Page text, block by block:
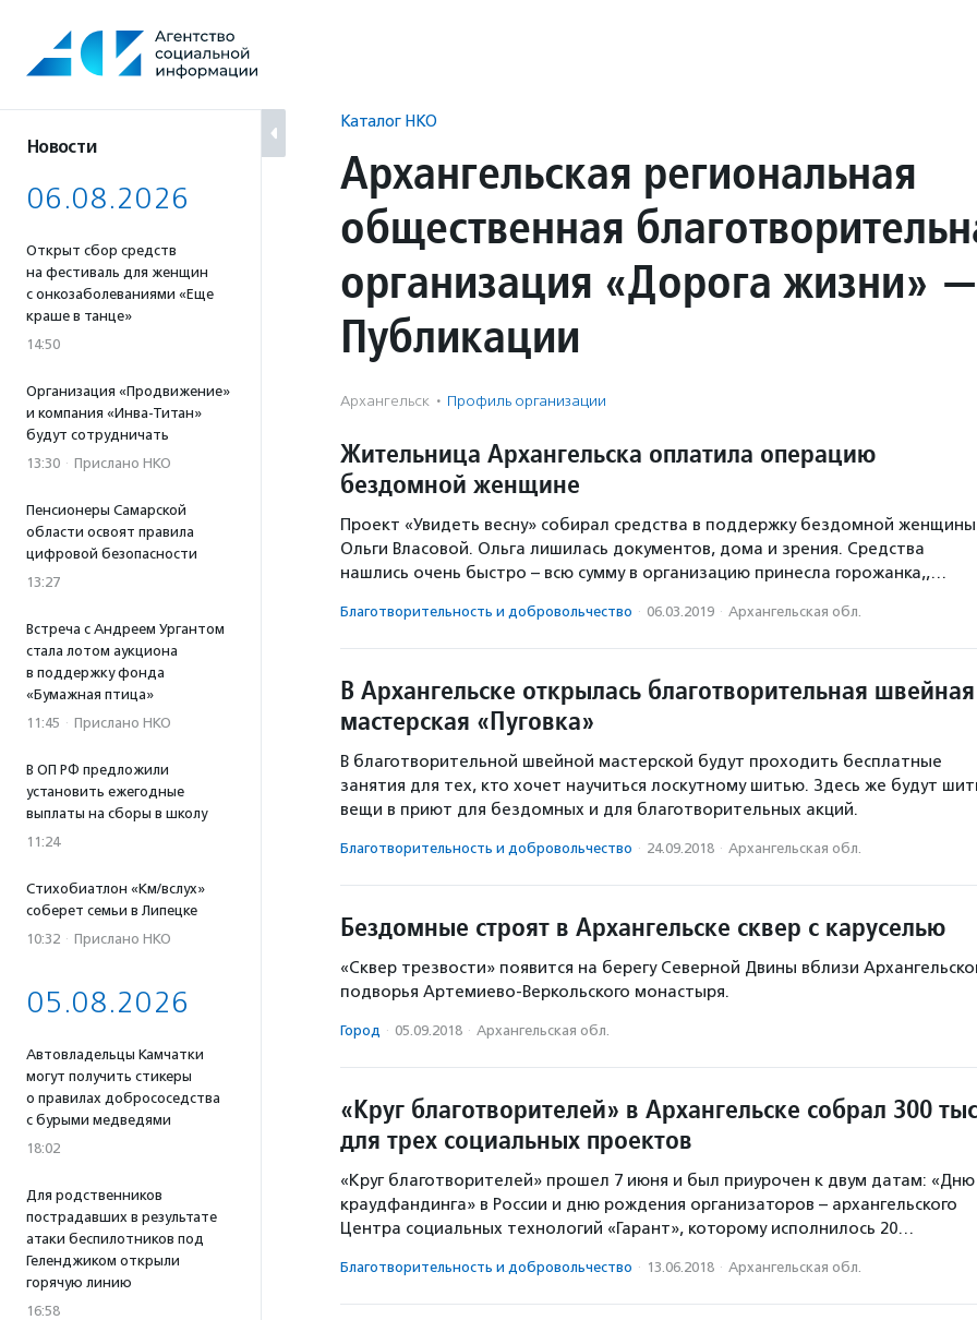
содержанию
Новости
06.08.2026
Открыт сбор средств
на фестиваль для женщин
с онкозаболеваниями «Еще
краше в танце»
14:50
Организация «Продвижение»
и компания «Инва-Титан»
будут сотрудничать
13:30 · Прислано НКО
Пенсионеры Самарской
области освоят правила
цифровой безопасности
13:27
Встреча с Андреем Ургантом
стала лотом аукциона
в поддержку фонда
«Бумажная птица»
11:45 · Прислано НКО
В ОП РФ предложили
установить ежегодные
выплаты на сборы в школу
11:24
Стихобиатлон «Км/вслух»
соберет семьи в Липецке
10:32 · Прислано НКО
05.08.2026
Автовладельцы Камчатки
могут получить стикеры
о правилах добрососедства
с бурыми медведями
18:02
Для родственников
пострадавших в результате
атаки беспилотников под
Геленджиком открыли
горячую линию
16:58
Каталог НКО
Архангельская региональная
общественная
организация «Дорога жизни»
Публикации
Архангельск · Профиль организации
Жительница Архангельска оплатила операцию
бездомной женщине
Проект «Увидеть весну» собирал средства в поддержку бездомной женщины
Ольги Власовой. Ольга лишилась документов, дома и зрения. Средства
нашлись очень быстро – всю сумму в организацию принесла горожанка,,…
Благотвори­тель­ность и доброволь­чест­во · 06.03.2019 · Архангельская обл.
В Архангельске открылась благотворительная швейная
мастерская «Пуговка»
В благотворительной швейной мастерской будут проходить бесплатные
занятия для тех, кто хочет научиться лоскутному шитью. Здесь же будут
вещи в приют для бездомных и для благотворительных акций.
Благотвори­тель­ность и доброволь­чест­во · 24.09.2018 · Архангельская обл.
Бездомные строят в Архангельске сквер с каруселью
«Сквер трезвости» появится на берегу Северной Двины вблизи
подворья Артемиево-Веркольского монастыря.
Город · 05.09.2018 · Архангельская обл.
«Круг благотворителей» в Архангельске собрал 300
для трех социальных проектов
«Круг благотворителей» прошел 7 июня и был приурочен к двум датам: «Дню
краудфандинга» в России и дню рождения организаторов – архангельского
Центра социальных технологий «Гарант», которому исполнилось 20…
Благотвори­тель­ность и доброволь­чест­во · 13.06.2018 · Архангельская обл.